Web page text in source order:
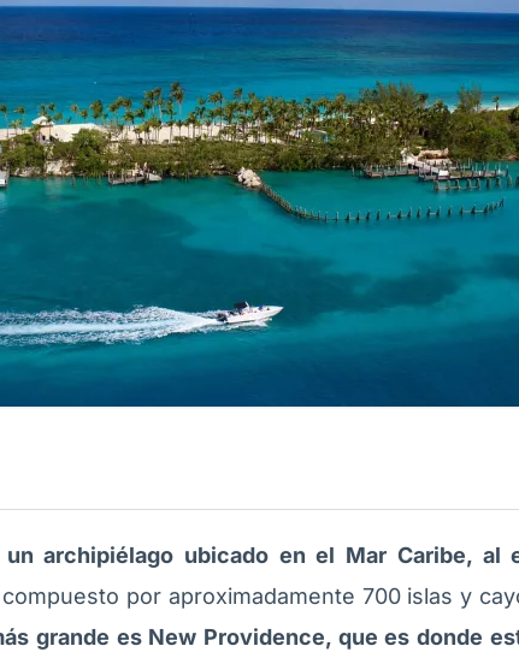
un archipiélago ubicado en el Mar Caribe, al
por aproximadamente 700 islas y
grande es New Providence, que es donde